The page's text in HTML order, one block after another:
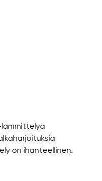
lämmittelyä
on ihanteellinen.